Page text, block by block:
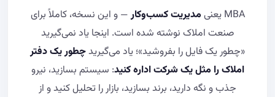
MBA یعنی مدیریت کسب‌وکار— و این نسخه، کاملاً برای
صنعت املاک نوشته شده است. اینجا یاد نمی‌گیرید
«چطور یک فایل را بفروشید»؛ یاد می‌گیریدچطور یک دفتر
املاک را مثل یک شرکت اداره کنید: سیستم بسازید، نیرو
جذب و نگه دارید، برند بسازید، بازار را تحلیل کنید و از